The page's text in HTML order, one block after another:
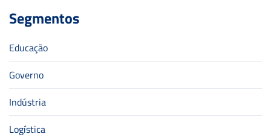
Segmentos
Educação
Governo
Indústria
Logística